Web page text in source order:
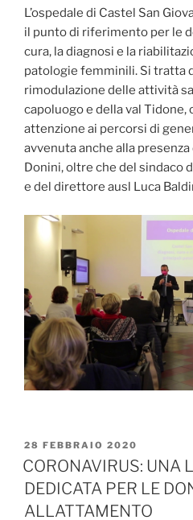
L’ospedale di Castel San
il punto di riferimento per le
cura, la diagnosi e la
patologie femminili. Si tratta
rimodulazione delle attività
capoluogo e della val Tidone,
attenzione ai percorsi di
avvenuta anche alla
Donini, oltre che del sindaco
e del direttore ausl Luca
PUBBLICATO
IL
28 FEBBRAIO 2020
CORONAVIRUS: UNA
DEDICATA PER LE
ALLATTAMENTO